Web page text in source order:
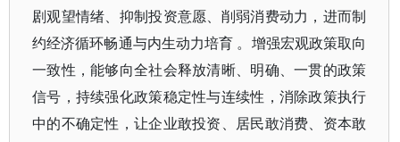
剧观望情绪、抑制投资意愿、削弱消费动力，进而制
约经济循环畅通与内生动力培育 。增强宏观政策取向
一致性，能够向全社会释放清晰、明确、一贯的政策
信号，持续强化政策稳定性与连续性，消除政策执行
中的不确定性，让企业敢投资、居民敢消费、资本敢